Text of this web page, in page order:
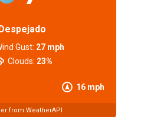
16 mph
Gust: 27 mph
Clouds: 23%
from WeatherAPI